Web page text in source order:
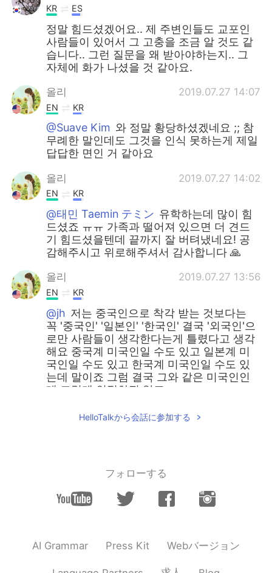
KR ES
정말 힘드셨겠어요.. 제 주변인들도 교포인
사람들이 있어서 그 고충을 조금 알 것도 같
습니다.. 그런 질문을 왜 받아야하는지.. 그
자체에 화가 나셨을 것 같아요.
올리 2019.07.27 14:07
EN KR
@Suave Kim 와 정말 황당하셨겠네요 ;; 참
무례한 말인데도 그것을 인식 못하는게 제일
답답한 면인 거 같아요
올리 2019.07.27 14:02
EN KR
@태민 Taemin テミン 유학하는데 많이 힘
드셨죠 ㅠㅠ 가족과 떨어져 있으면 더 견드
기 힘드셨을텐데 끝까지 잘 버텨냈네요! 공
감해주시고 위로해주셔서 감사합니다 🙏
올리 2019.07.27 13:56
EN KR
@jh 저는 중국인으로 착각 받는 것보다는
꼭 '중국인' '일본인' '한국인' 결국 '외국인'으
로만 사람들이 생각한다는게 틀렸다고 생각
해요 중국계 미국인일 수도 있고 일본계 미
국인일 수도 있고 한국계 미국인일 수도 있
는데 말이죠 그럼 결국 그와 같은 미국인인
데 그렇게 인정하진 않죠
2019.07.27 13:44
"you don't belong here"라는 인식이 참 안
타까운 거 같아요
@Jeongyeon Jayne 정연Ugh seriously
HelloTalkから会話に参加する
フォローする
AI Grammar Press Kit Webバージョン